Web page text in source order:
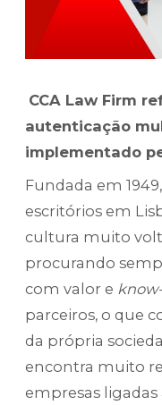
CCA Law Firm
autenticação
implementado
Fundada em
escritórios em
cultura muito
procurando
com valor e
parceiros, o que
da própria
encontra muito
empresas ligadas